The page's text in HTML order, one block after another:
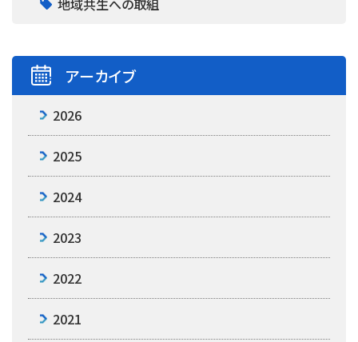
アーカイブ
2026
2025
2024
2023
2022
2021